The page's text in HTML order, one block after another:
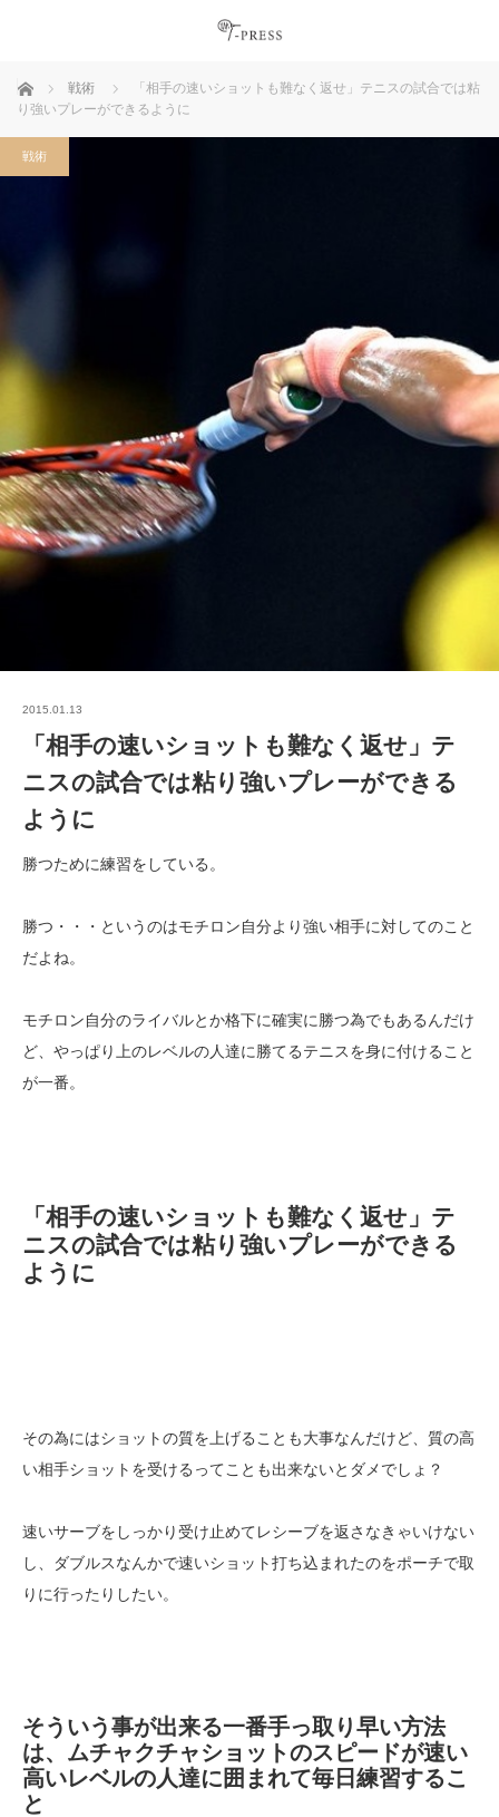
ホーム 戦術
「相手の速いショットも難なく返せ」テニスの試合では粘
り強いプレーができるように
戦術
2015.01.13
「相手の速いショットも難なく返せ」テ
ニスの試合では粘り強いプレーができる
ように
勝つために練習をしている。
勝つ・・・というのはモチロン自分より強い相手に対してのこと
だよね。
モチロン自分のライバルとか格下に確実に勝つ為でもあるんだけ
ど、やっぱり上のレベルの人達に勝てるテニスを身に付けること
が一番。
「相手の速いショットも難なく返せ」テ
ニスの試合では粘り強いプレーができる
ように
その為にはショットの質を上げることも大事なんだけど、質の高
い相手ショットを受けるってことも出来ないとダメでしょ？
速いサーブをしっかり受け止めてレシーブを返さなきゃいけない
し、ダブルスなんかで速いショット打ち込まれたのをポーチで取
りに行ったりしたい。
そういう事が出来る一番手っ取り早い方法
は、ムチャクチャショットのスピードが速い
高いレベルの人達に囲まれて毎日練習するこ
と